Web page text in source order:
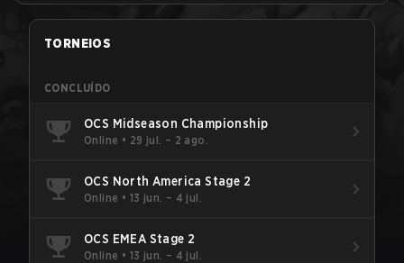
TORNEIOS
CONCLUÍDO
OCS Midseason Championship
Online • 29 jul. – 2 ago.
OCS North America Stage 2
Online • 13 jun. – 4 jul.
OCS EMEA Stage 2
Online • 13 jun. – 4 jul.